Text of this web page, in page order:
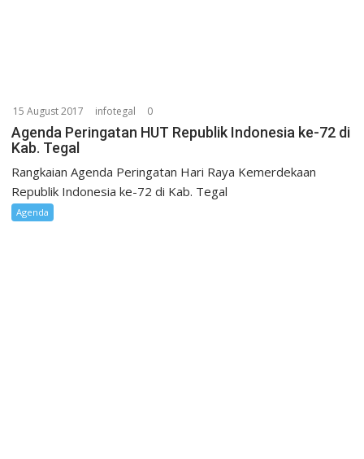
15 August 2017 infotegal 0
Agenda Peringatan HUT Republik Indonesia ke-72 di
Kab. Tegal
Rangkaian Agenda Peringatan Hari Raya Kemerdekaan
Republik Indonesia ke-72 di Kab. Tegal
Agenda